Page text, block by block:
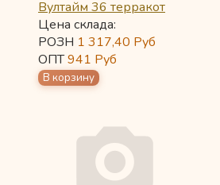
Вултайм 36 терракот
Цена склада:
РОЗН 1 317,40 Руб
ОПТ941 Руб